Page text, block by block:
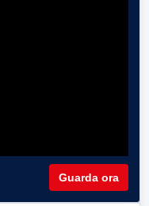
Guarda ora